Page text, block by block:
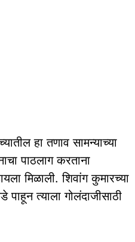
हा तणाव सामन्याच्या
पाठलाग करताना
मिळाली. शिवांग कुमारच्या
त्याला गोलंदाजीसाठी